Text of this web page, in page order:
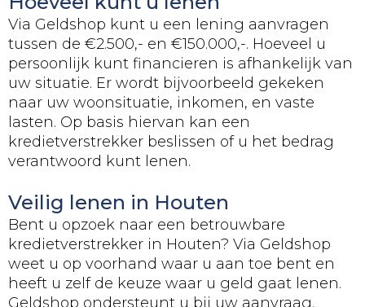
Via Geldshop kunt u een lening aanvragen
tussen de €2.500,- en €150.000,-. Hoeveel u
persoonlijk kunt financieren is afhankelijk van
uw situatie. Er wordt bijvoorbeeld gekeken
naar uw woonsituatie, inkomen, en vaste
lasten. Op basis hiervan kan een
kredietverstrekker beslissen of u het bedrag
verantwoord kunt lenen.
Veilig lenen in Houten
Bent u opzoek naar een betrouwbare
kredietverstrekker in Houten? Via Geldshop
weet u op voorhand waar u aan toe bent en
heeft u zelf de keuze waar u geld gaat lenen.
Geldshop ondersteunt u bij uw aanvraag.